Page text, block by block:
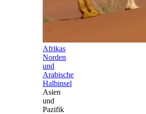
Afrikas
Norden
und
Arabische
Halbinsel
Asien
und
Pazifik